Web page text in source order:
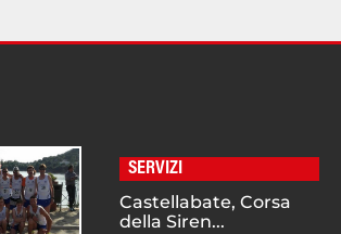
SERVIZI
Castellabate, Corsa
della Siren...